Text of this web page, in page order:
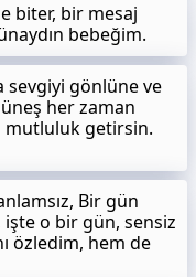
biter, bir mesaj
bebeğim.
sevgiyi gönlüne ve
her zaman
mutluluk getirsin.
Bir gün
o bir gün, sensiz
özledim, hem de